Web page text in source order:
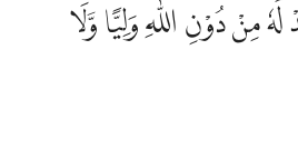
مِنْ دُوْنِ اللّٰهِ وَلِيًّا وَّلَا